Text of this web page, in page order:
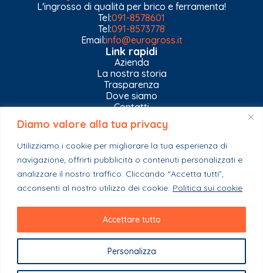
Diamo valore alla tua privacy
Utilizziamo i cookie per migliorare la tua esperienza di
navigazione, offrirti pubblicità o contenuti personalizzati e
analizzare il nostro traffico. Cliccando “Accetta tutti”,
acconsenti al nostro utilizzo dei cookie. Politica sui cookie
Personalizza
Accettare tutto
L'ingrosso di qualità per brico e ferramenta!
Tel:091-8578601
Tel:091-8573778
Email:info@eurogross.it
Link rapidi
Azienda
La nostra storia
Trasparenza
Dove siamo
Contatti
Privacy Policy
Gestisci impostazioni Cookies
Esplora il catalogo
Casa
Ferramenta & Co.
Giardino e agricoltura
Stagionali